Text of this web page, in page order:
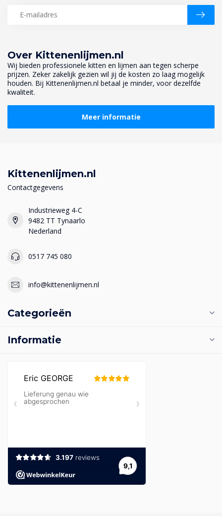
Over Kittenenlijmen.nl
Wij bieden professionele kitten en lijmen aan tegen scherpe
prijzen. Zeker zakelijk gezien wil jij de kosten zo laag mogelijk
houden. Bij Kittenenlijmen.nl betaal je minder, voor dezelfde
kwaliteit.
Meer informatie
Kittenenlijmen.nl
Contactgegevens
Industrieweg 4-C
9482 TT Tynaarlo
Nederland
0517 745 080
info@kittenenlijmen.nl
Categorieën
Informatie